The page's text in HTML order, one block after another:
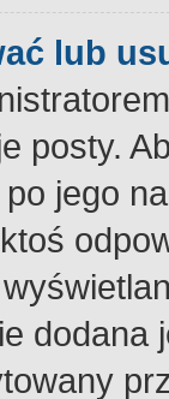
lub
posty.
jego
dodana